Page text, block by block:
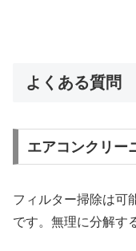
よくある質問
エアコンクリー
フィルター掃除は可
です。無理に分解す